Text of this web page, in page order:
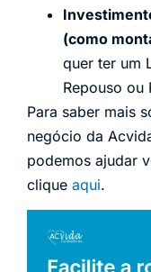
(como
quer ter um
Repouso ou
Para saber mais
negócio da
podemos ajudar
clique aqui.